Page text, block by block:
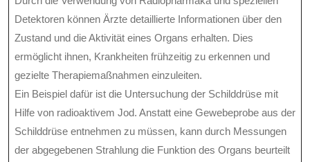
Detektoren können Ärzte detaillierte Informationen über den
Zustand und die Aktivität eines Organs erhalten. Dies
ermöglicht ihnen, Krankheiten frühzeitig zu erkennen und
gezielte Therapiemaßnahmen einzuleiten.
Ein Beispiel dafür ist die Untersuchung der Schilddrüse mit
Hilfe von radioaktivem Jod. Anstatt eine Gewebeprobe aus der
Schilddrüse entnehmen zu müssen, kann durch Messungen
der abgegebenen Strahlung die Funktion des Organs beurteilt